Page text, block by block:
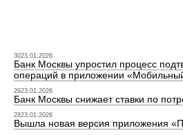
3023.01.2026
Банк Москвы упростил процесс
операций в приложении
2923.01.2026
Банк Москвы снижает ставки по
2823.01.2026
Вышла новая версия приложения